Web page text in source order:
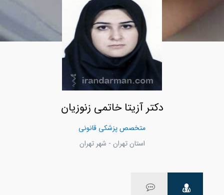
دکتر آزیتا خاتمی زنوزیان
متخصص پزشکی قانونی
استان تهران - شهر تهران